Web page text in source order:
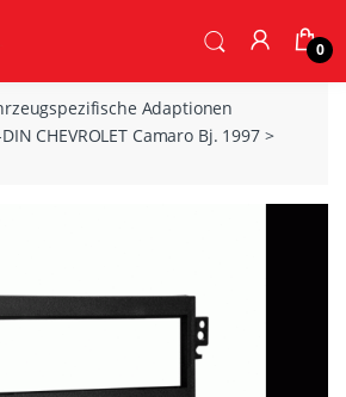
0
Adaptionen
CHEVROLET Camaro Bj. 1997 >